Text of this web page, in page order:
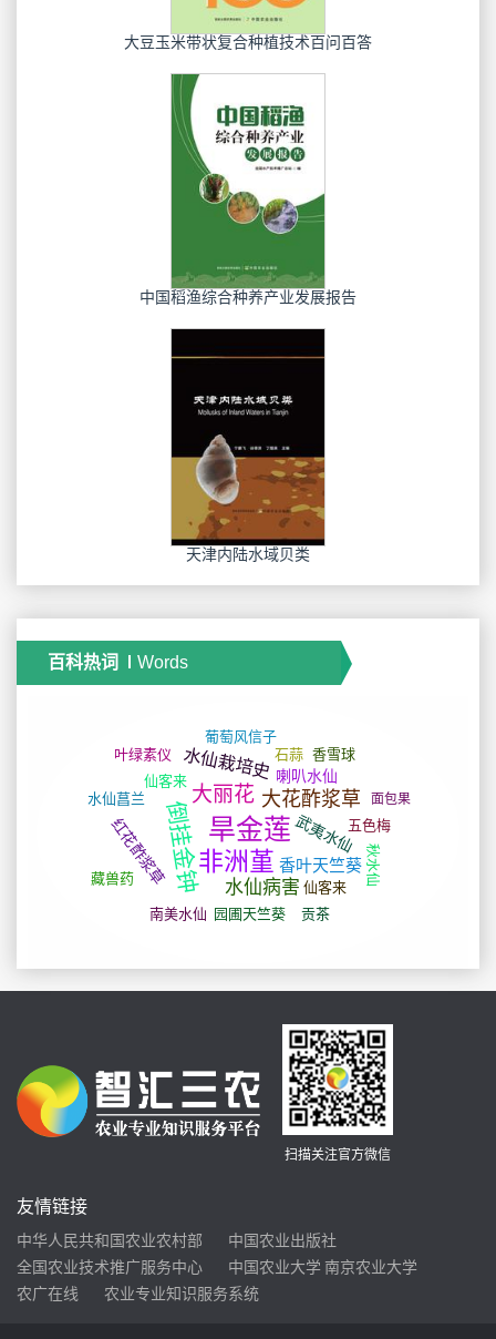
大豆玉米带状复合种植技术百问百答
中国稻渔综合种养产业发展报告
天津内陆水域贝类
百科热词 Words
扫描关注官方微信
友情链接
中华人民共和国农业农村部
中国农业出版社
全国农业技术推广服务中心
中国农业大学 南京农业大学
农广在线
农业专业知识服务系统